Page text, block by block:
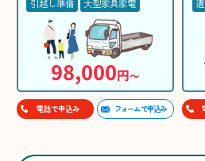
引越し準備
大型家具家電
98,000円〜
電話で申込み フォームで申込み